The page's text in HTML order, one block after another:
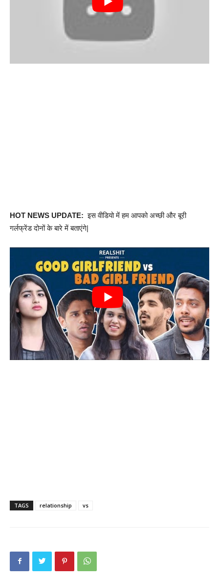
HOT NEWS UPDATE: इस वीडियो में हम आपको अच्छी और बूरी
गर्लफ्रेंड दोनों के बारे में बताएंगे|
TAGS relationship vs